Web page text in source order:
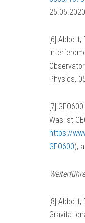
25.05.2020
[6] Abbott,
Physics,
[7]
Was ist
https://
GEO600),
[8] Abbott,